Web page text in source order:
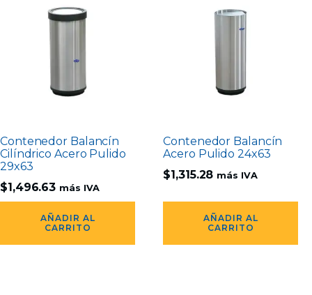
Contenedor Balancín
Cilíndrico Acero Pulido
29x63
$1,496.63 más IVA
AÑADIR AL
CARRITO
Contenedor Balancín
Acero Pulido 24x63
$1,315.28 más IVA
AÑADIR AL
CARRITO